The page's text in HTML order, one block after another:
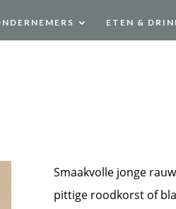
ETEN &
Smaakvolle jonge
pittige roodkorst of